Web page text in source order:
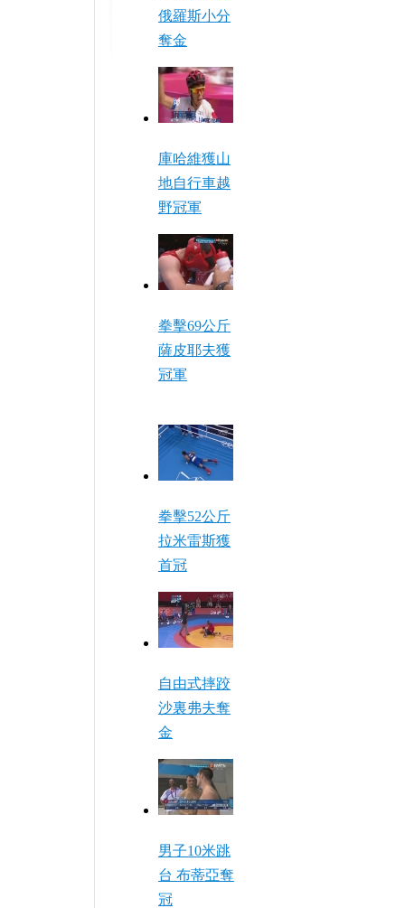
俄羅斯小分
奪金
庫哈維獲山
地自行車越
野冠軍
拳擊69公斤
薩皮耶夫獲
冠軍
拳擊52公斤
拉米雷斯獲
首冠
自由式摔跤
沙裏弗夫奪
金
男子10米跳
台 布蒂亞奪
冠